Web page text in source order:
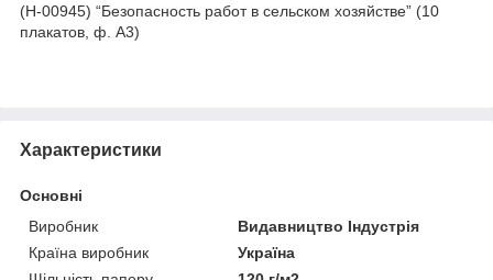
(Н-00945) “Безопасность работ в сельском хозяйстве” (10
плакатов, ф. А3)
Характеристики
Основні
Виробник
Видавництво Індустрія
Країна виробник
Україна